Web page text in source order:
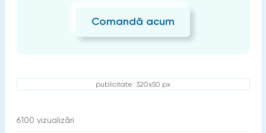
Comandă acum
publicitate: 320x50 px
6100 vizualizări